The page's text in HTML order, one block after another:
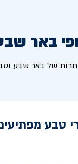
באר
של באר שבע
טבע